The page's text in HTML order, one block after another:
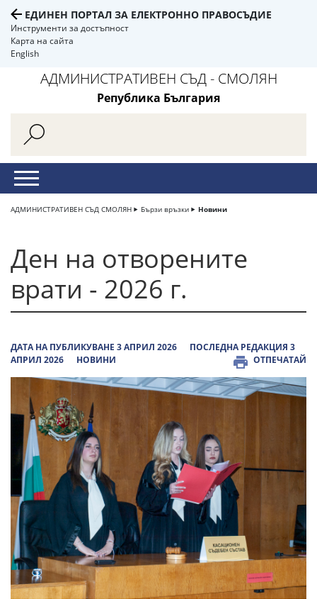
ЕДИНЕН ПОРТАЛ ЗА ЕЛЕКТРОННО ПРАВОСЪДИЕ
Инструменти за достъпност
Карта на сайта
English
АДМИНИСТРАТИВЕН СЪД - СМОЛЯН
Република България
АДМИНИСТРАТИВЕН СЪД СМОЛЯН Бързи връзки Новини
Ден на отворените
врати - 2026 г.
ДАТА НА ПУБЛИКУВАНЕ 3 АПРИЛ 2026
ПОСЛЕДНА РЕДАКЦИЯ 3
АПРИЛ 2026
НОВИНИ ОТПЕЧАТАЙ